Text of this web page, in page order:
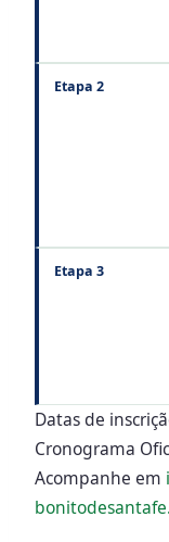
Etapa 2
Etapa 3
Datas de
Cronograma
Acompanhe em